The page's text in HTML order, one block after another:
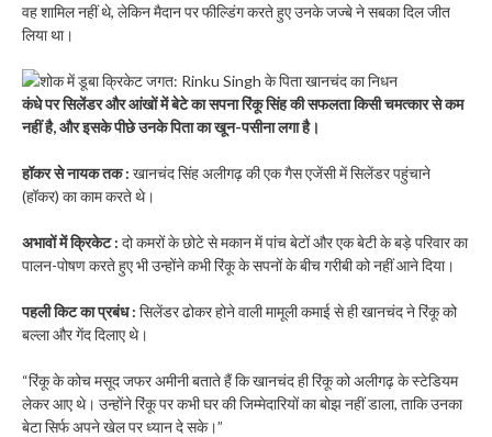
वह शामिल नहीं थे, लेकिन मैदान पर फील्डिंग करते हुए उनके जज्बे ने सबका दिल जीत
लिया था।
कंधे पर सिलेंडर और आंखों में बेटे का सपना ​रिंकू सिंह की सफलता किसी चमत्कार से कम
नहीं है, और इसके पीछे उनके पिता का खून-पसीना लगा है।
​हॉकर से नायक तक : खानचंद सिंह अलीगढ़ की एक गैस एजेंसी में सिलेंडर पहुंचाने
(हॉकर) का काम करते थे।
अभावों में क्रिकेट : दो कमरों के छोटे से मकान में पांच बेटों और एक बेटी के बड़े परिवार का
पालन-पोषण करते हुए भी उन्होंने कभी रिंकू के सपनों के बीच गरीबी को नहीं आने दिया।
पहली किट का प्रबंध : सिलेंडर ढोकर होने वाली मामूली कमाई से ही खानचंद ने रिंकू को
बल्ला और गेंद दिलाए थे। ​
“रिंकू के कोच मसूद जफर अमीनी बताते हैं कि खानचंद ही रिंकू को अलीगढ़ के स्टेडियम
लेकर आए थे। उन्होंने रिंकू पर कभी घर की जिम्मेदारियों का बोझ नहीं डाला, ताकि उनका
बेटा सिर्फ अपने खेल पर ध्यान दे सके।”